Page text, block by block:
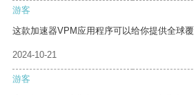
游客
这款加速器VPM应用程序可以给你提供全球
2024-10-21
游客